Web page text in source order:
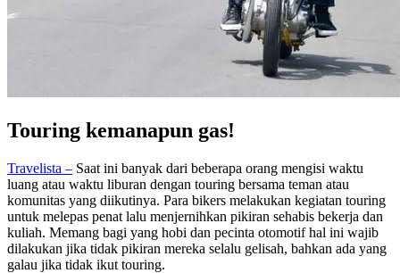
Touring kemanapun gas!
Travelista – Saat ini banyak dari beberapa orang mengisi waktu
luang atau waktu liburan dengan touring bersama teman atau
komunitas yang diikutinya. Para bikers melakukan kegiatan touring
untuk melepas penat lalu menjernihkan pikiran sehabis bekerja dan
kuliah. Memang bagi yang hobi dan pecinta otomotif hal ini wajib
dilakukan jika tidak pikiran mereka selalu gelisah, bahkan ada yang
galau jika tidak ikut touring.